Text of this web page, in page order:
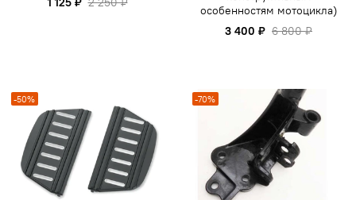
особенностям мотоцикла)
3 400 ₽ 6 800 ₽
-50% -70%